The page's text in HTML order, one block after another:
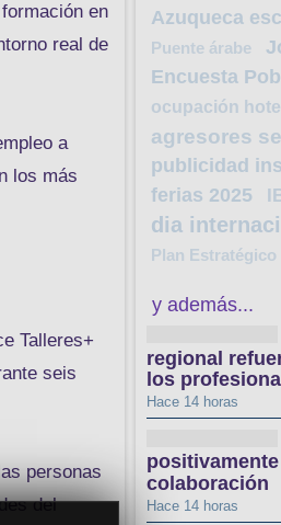
en
real de
a
los más
Talleres+
seis
personas
del
Azuqueca
Puente árabe
Encuesta
ocupación
agresores
publicidad
ferias 2025
dia
y además...
regional
los
Hace 14 horas
colaboración
Hace 14 horas